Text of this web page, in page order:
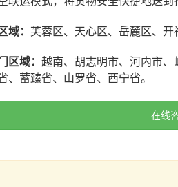
域： 芙蓉区、天心区、岳麓区、开
区域： 越南、胡志明市、河内市、
、蓄臻省、山罗省、西宁省。
在线